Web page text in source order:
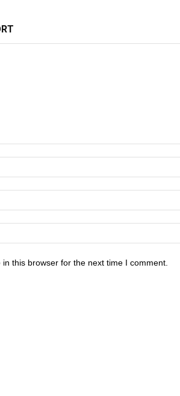
this browser for the next time I comment.